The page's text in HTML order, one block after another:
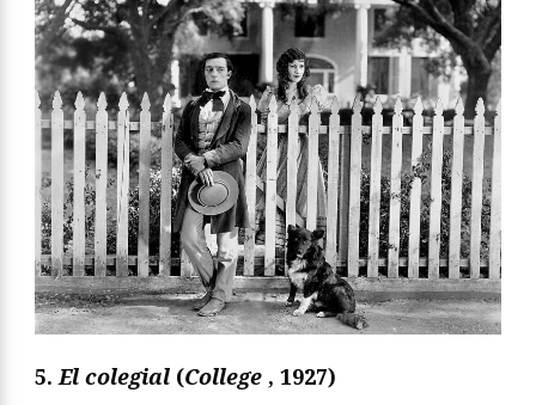
5. El colegial (College , 1927)